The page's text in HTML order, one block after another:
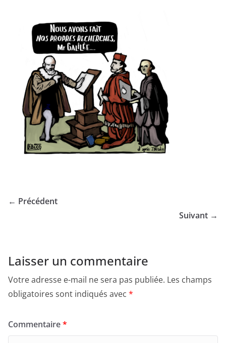
← Précédent
Suivant →
Laisser un commentaire
Votre adresse e-mail ne sera pas publiée. Les champs
obligatoires sont indiqués avec *
Commentaire*